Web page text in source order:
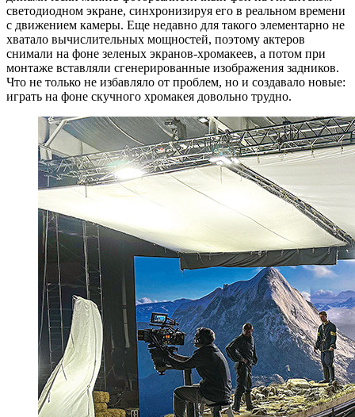
светодиодном экране, синхронизируя его в реальном времени
с движением камеры. Еще недавно для такого элементарно не
хватало вычислительных мощностей, поэтому актеров
снимали на фоне зеленых экранов-хромакеев, а потом при
монтаже вставляли сгенерированные изображения задников.
Что не только не избавляло от проблем, но и создавало новые:
играть на фоне скучного хромакея довольно трудно.